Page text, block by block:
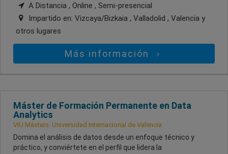
A Distancia , Online , Semi-presencial
Impartido en: Vizcaya/Bizkaia , Valladolid , Valencia y
otros lugares
Más información
Máster de Formación Permanente en Data
Analytics
VIU Másters. Universidad Internacional de Valencia
Domina el análisis de datos desde un enfoque técnico y
práctico, y conviértete en el perfil que lidera la